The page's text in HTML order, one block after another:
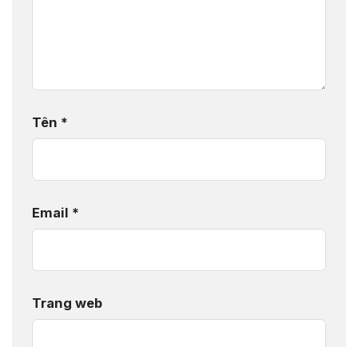
Tên *
Email *
Trang web